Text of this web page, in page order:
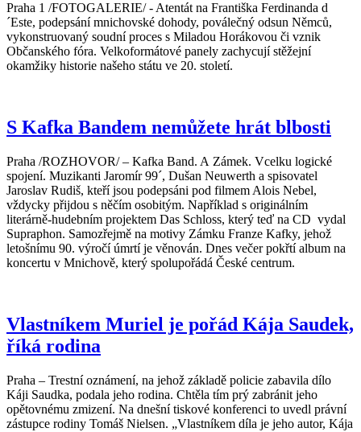
Praha 1 /FOTOGALERIE/ - Atentát na Františka Ferdinanda d
´Este, podepsání mnichovské dohody, poválečný odsun Němců,
vykonstruovaný soudní proces s Miladou Horákovou či vznik
Občanského fóra. Velkoformátové panely zachycují stěžejní
okamžiky historie našeho státu ve 20. století.
S Kafka Bandem nemůžete hrát blbosti
Praha /ROZHOVOR/ – Kafka Band. A Zámek. Vcelku logické
spojení. Muzikanti Jaromír 99´, Dušan Neuwerth a spisovatel
Jaroslav Rudiš, kteří jsou podepsáni pod filmem Alois Nebel,
vždycky přijdou s něčím osobitým. Například s originálním
literárně-hudebním projektem Das Schloss, který teď na CD vydal
Supraphon. Samozřejmě na motivy Zámku Franze Kafky, jehož
letošnímu 90. výročí úmrtí je věnován. Dnes večer pokřtí album na
koncertu v Mnichově, který spolupořádá České centrum.
Vlastníkem Muriel je pořád Kája Saudek,
říká rodina
Praha – Trestní oznámení, na jehož základě policie zabavila dílo
Káji Saudka, podala jeho rodina. Chtěla tím prý zabránit jeho
opětovnému zmizení. Na dnešní tiskové konferenci to uvedl právní
zástupce rodiny Tomáš Nielsen. „Vlastníkem díla je jeho autor, Kája